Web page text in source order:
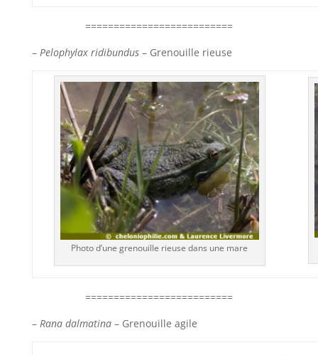
==========================
– Pelophylax ridibundus– Grenouille rieuse
Photo d’une grenouille rieuse dans une mare
==========================
– Rana dalmatina– Grenouille agile